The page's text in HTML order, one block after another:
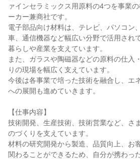
ァインセラミックス用原料の4つを事業
ーカー兼商社です。
電子部品向け材料は、テレビ、パソコン
車、通信機器など幅広い分野で活用され
暮らしや産業を支えています。
また、ガラスや陶磁器などの原料の仕入
りの現場を幅広く支えています。
今後は各事業で培った技術を融合し、エ
への展開も進めていきます。
【仕事内容】
技術開発、生産技術、技術営業など、さ
のづくりを支えています。
材料の研究開発から製造、品質向上、お
関わることができるため、自分が携わっ